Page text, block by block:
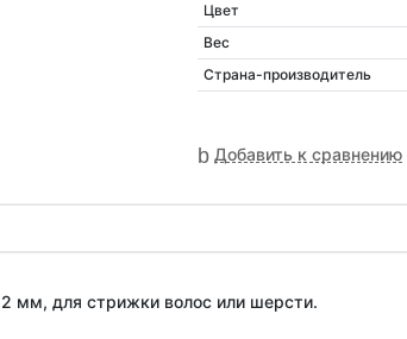
Цвет
Вес
Страна-производитель
Добавить к сравнению
мм, для стрижки волос или шерсти.